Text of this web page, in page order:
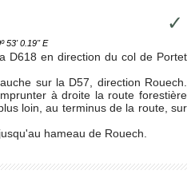
✓
53' 0.19'' E
D618 en direction du col de Portet
sur la D57, direction Rouech.
à droite la route forestière
loin, au terminus de la route, sur
hameau de Rouech.